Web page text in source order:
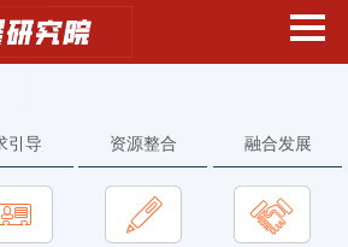
引导 资源整合 融合发展